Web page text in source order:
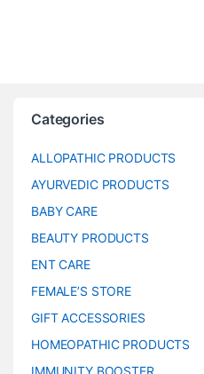
Categories
ALLOPATHIC PRODUCTS
AYURVEDIC PRODUCTS
BABY CARE
BEAUTY PRODUCTS
ENT CARE
FEMALE’S STORE
GIFT ACCESSORIES
HOMEOPATHIC PRODUCTS
IMMUNITY BOOSTER